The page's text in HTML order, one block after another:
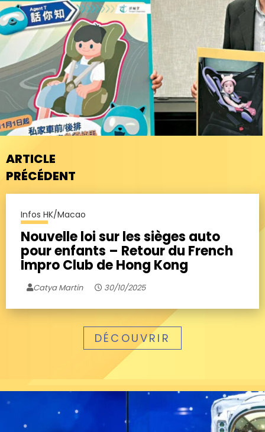
ARTICLE
PRÉCÉDENT
Infos HK/Macao
Nouvelle loi sur les sièges auto
pour enfants – Retour du French
Impro Club de Hong Kong
Catya Martin 30/10/2025
DÉCOUVRIR